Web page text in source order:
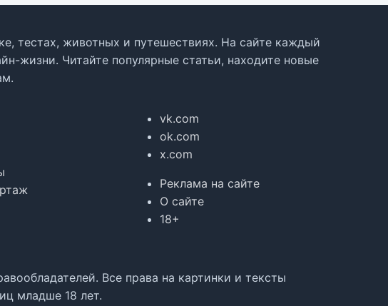
тестах, животных и путешествиях. На сайте каждый
жизни. Читайте популярные статьи, находите новые
vk.com
ok.com
x.com
Реклама на сайте
О сайте
18+
Все права на картинки и тексты
младше 18 лет.